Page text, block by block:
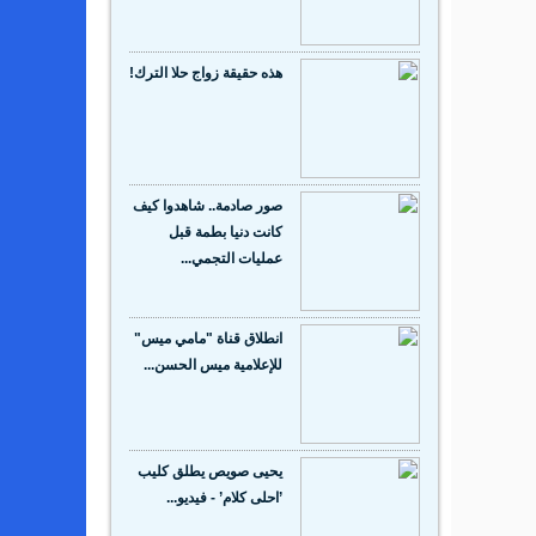
هذه حقيقة زواج حلا الترك!
صور صادمة.. شاهدوا كيف
كانت دنيا بطمة قبل
عمليات التجمي...
انطلاق قناة "مامي ميس"
للإعلامية ميس الحسن...
يحيى صويص يطلق كليب
’احلى كلام’ - فيديو...